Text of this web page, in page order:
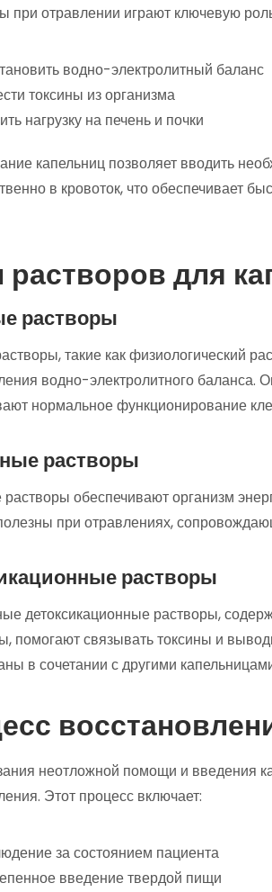
при отравлении играют ключевую
водно-электролитный баланс
токсины из организма
нагрузку на печень и почки
капельниц позволяет вводить
в кровоток, что обеспечивает
для
растворы
такие как физиологический
водно-электролитного баланса.
нормальное функционирование
растворы
обеспечивают организм
при отравлениях,
растворы
детоксикационные растворы,
помогают связывать токсины и
в сочетании с другими
неотложной помощи и введения
Этот процесс включает:
за состоянием пациента
введение твердой пищи